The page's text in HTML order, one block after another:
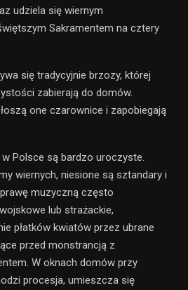
udziela się wiernym
Sakramentem na cztery
się tradycyjnie brzozy, której
zabierają do domów.
one czarownice i zapobiegają
w Polsce są bardzo uroczyste.
wiernych, niesione są sztandary i
muzyczną często
lub strażackie,
płatków kwiatów przez ubrane
przed monstrancją z
W oknach domów przy
procesja, umieszcza się